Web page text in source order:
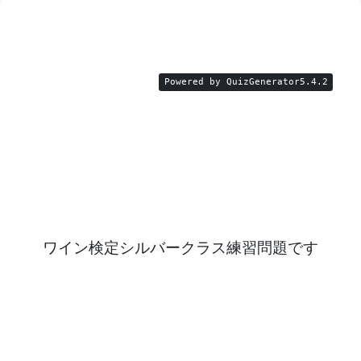
Powered by QuizGenerator5.4.2
ワイン検定シルバークラス練習問題です